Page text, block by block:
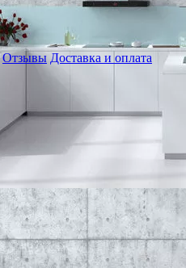
Отзывы Доставка и оплата